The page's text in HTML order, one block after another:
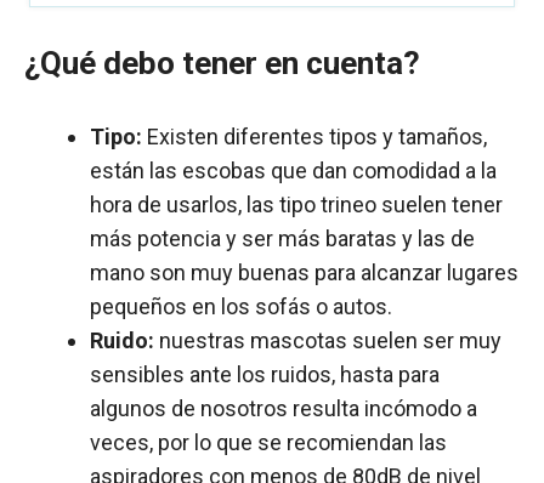
¿Qué debo tener en cuenta?
Tipo: Existen diferentes tipos y tamaños,
están las escobas que dan comodidad a la
hora de usarlos, las tipo trineo suelen tener
más potencia y ser más baratas y las de
mano son muy buenas para alcanzar lugares
pequeños en los sofás o autos.
Ruido: nuestras mascotas suelen ser muy
sensibles ante los ruidos, hasta para
algunos de nosotros resulta incómodo a
veces, por lo que se recomiendan las
aspiradores con menos de 80dB de nivel